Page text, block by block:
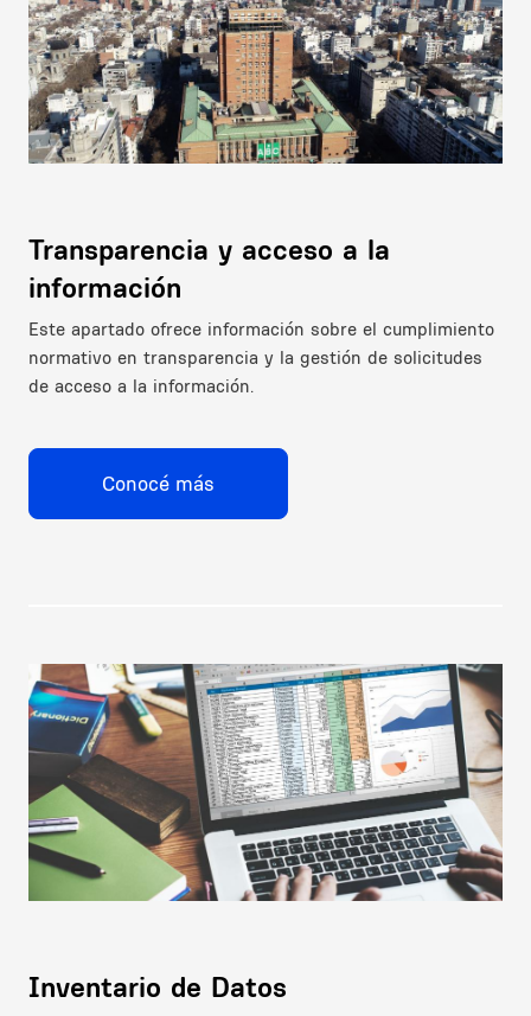
Transparencia y acceso a la
información
Este apartado ofrece información sobre el cumplimiento
normativo en transparencia y la gestión de solicitudes
de acceso a la información.
Conocé más
Image
Inventario de Datos